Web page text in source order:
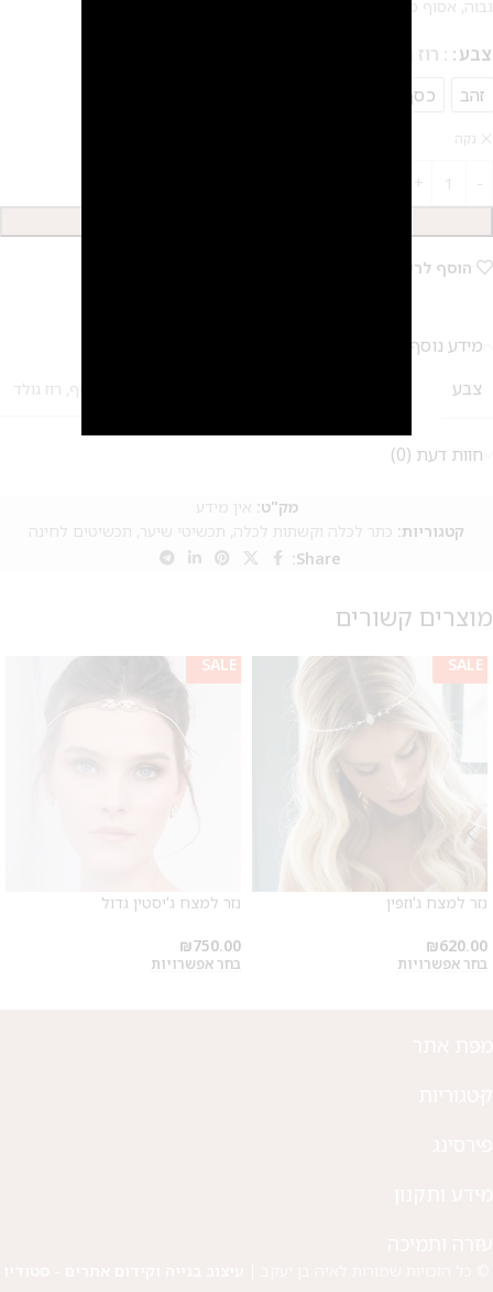
גבוה, אסוף מרושל, פזור וצמות
צבע : רוז גולד
זהב
כסף
נקה
הוסף לרשימת המשאלות
מידע נוסף
צבע
כסף, רוז גולד
חוות דעת (0)
מק"ט: אין מידע
קטגוריות: כתר לכלה וקשתות לכלה, תכשיטי שיער, תכשיטים לחינה
Share:
מוצרים קשורים
SALE
נזר למצח ג'וזפין
₪620.00
בחר אפשרויות
SALE
נזר למצח ג'יסטין גדול
₪750.00
בחר אפשרויות
על החירור ל-50 הפונות ראשונות
לקביעת תור לפירסינג ועיצוב
אזניים